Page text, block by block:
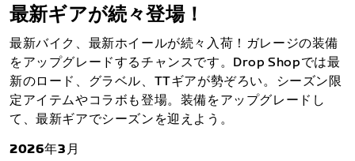
最新ギアが続々登場！
最新バイク、最新ホイールが続々入荷！ガレージの装備
をアップグレードするチャンスです。Drop Shopでは最
新のロード、グラベル、TTギアが勢ぞろい。シーズン限
定アイテムやコラボも登場。装備をアップグレードし
て、最新ギアでシーズンを迎えよう。
2026年3月